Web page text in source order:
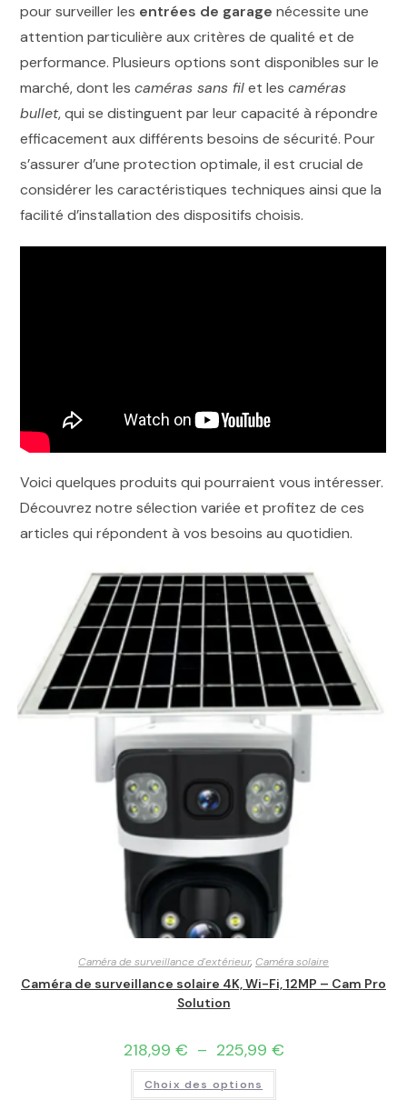
pour surveiller les entrées de garage nécessite une
attention particulière aux critères de qualité et de
performance. Plusieurs options sont disponibles sur le
marché, dont lescaméras sans filet lescaméras
bullet, qui se distinguent par leur capacité à répondre
efficacement aux différents besoins de sécurité. Pour
s’assurer d’une protection optimale, il est crucial de
considérer les caractéristiques techniques ainsi que la
facilité d’installation des dispositifs choisis.
Voici quelques produits qui pourraient vous intéresser.
Découvrez notre sélection variée et profitez de ces
articles qui répondent à vos besoins au quotidien.
Caméra de surveillance d'extérieur, Caméra solaire
Caméra de surveillance solaire 4K, Wi-Fi, 12MP – Cam Pro
Solution
218,99 € – 225,99 €
Choix des options